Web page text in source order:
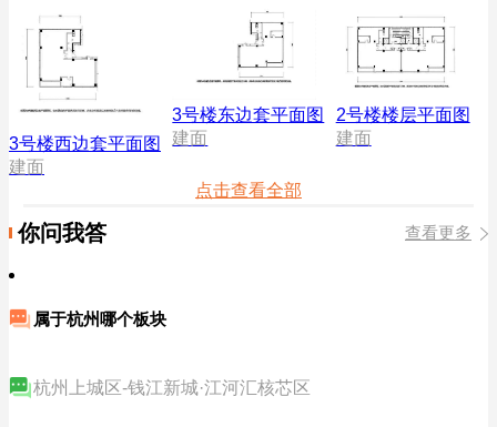
3号楼西边套平面图
建面
3号楼东边套平面图
建面
2号楼楼层平面图
建面
点击查看全部
你问我答 查看更多
属于杭州哪个板块
杭州上城区-钱江新城·江河汇核芯区